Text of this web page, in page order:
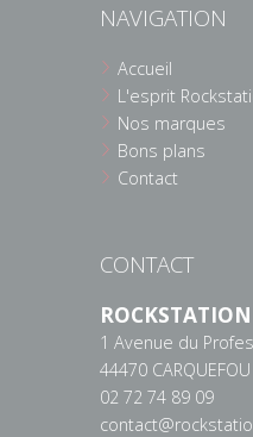
NAVIGATION
Accueil
L'esprit
Nos marques
Bons plans
Contact
CONTACT
ROCKSTATION
1 Avenue du
44470 CARQUEFOU
02 72 74 89 09